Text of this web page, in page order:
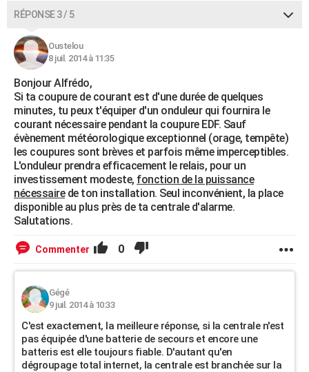
RÉPONSE 3 / 5
Oustelou
8 juil. 2014 à 11:35
Bonjour Alfrédo,
Si ta coupure de courant est d'une durée de quelques
minutes, tu peux t'équiper d'un onduleur qui fournira le
courant nécessaire pendant la coupure EDF. Sauf
évènement météorologique exceptionnel (orage, tempête)
les coupures sont brèves et parfois même imperceptibles.
L'onduleur prendra efficacement le relais, pour un
investissement modeste, fonction de la puissance
nécessairede ton installation. Seul inconvénient, la place
disponible au plus près de ta centrale d'alarme.
Salutations.
Commenter 0
Gégé
9 juil. 2014 à 10:33
C'est exactement, la meilleure réponse, si la centrale n'est
pas équipée d'une batterie de secours et encore une
batteris est elle toujours fiable. D'autant qu'en
dégroupage total internet, la centrale est branchée sur la